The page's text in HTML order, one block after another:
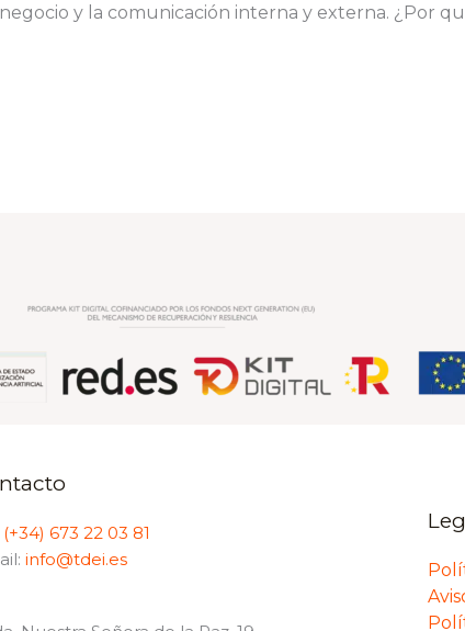
y la comunicación interna y externa. ¿Por
(+34) 673 22 03 81
info@tdei.es